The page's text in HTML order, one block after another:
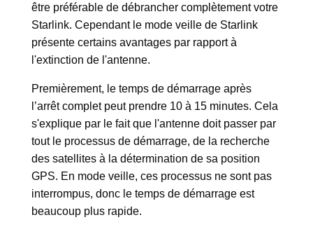
être préférable de débrancher complètement votre
Starlink. Cependant le mode veille de Starlink
présente certains avantages par rapport à
l'extinction de l'antenne.
Premièrement, le temps de démarrage après
l’arrêt complet peut prendre 10 à 15 minutes. Cela
s'explique par le fait que l'antenne doit passer par
tout le processus de démarrage, de la recherche
des satellites à la détermination de sa position
GPS. En mode veille, ces processus ne sont pas
interrompus, donc le temps de démarrage est
beaucoup plus rapide.